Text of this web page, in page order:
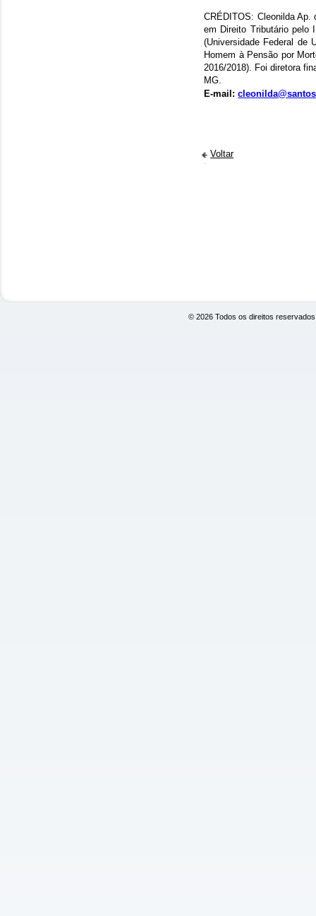
CRÉDITOS: Cleonilda
em Direito Tributário pelo
(Universidade Federal de
Homem à Pensão por
2016/2018). Foi diretora
MG.
E-mail:
Voltar
© 2026 Todos os direitos